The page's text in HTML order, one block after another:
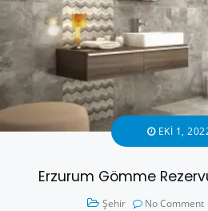
EKI 1,
Erzurum Gömme
Şehir No Comment